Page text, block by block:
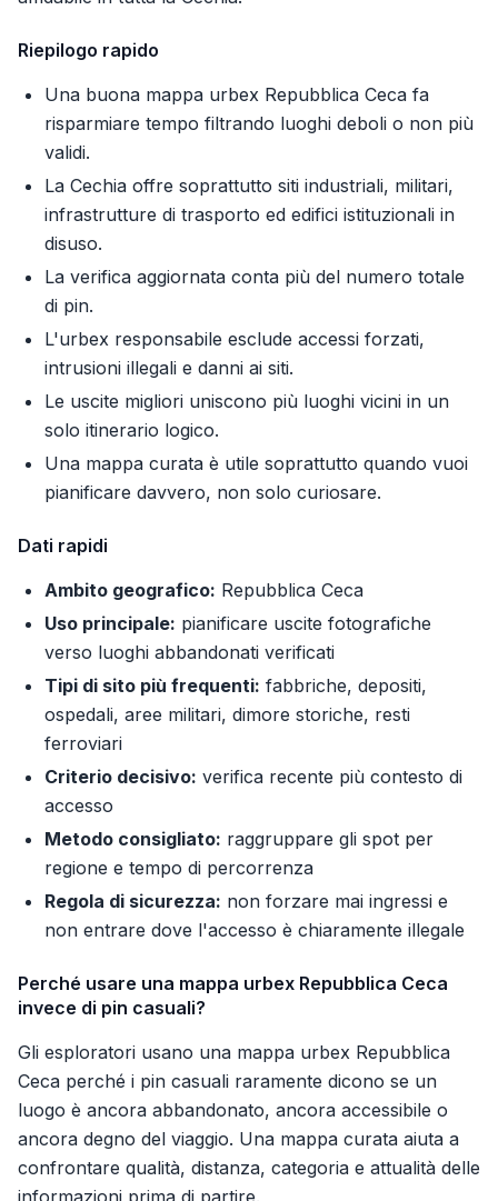
Riepilogo rapido
Una buona mappa urbex Repubblica Ceca fa
risparmiare tempo filtrando luoghi deboli o non più
validi.
La Cechia offre soprattutto siti industriali, militari,
infrastrutture di trasporto ed edifici istituzionali in
disuso.
La verifica aggiornata conta più del numero totale
di pin.
L'urbex responsabile esclude accessi forzati,
intrusioni illegali e danni ai siti.
Le uscite migliori uniscono più luoghi vicini in un
solo itinerario logico.
Una mappa curata è utile soprattutto quando vuoi
pianificare davvero, non solo curiosare.
Dati rapidi
Ambito geografico: Repubblica Ceca
Uso principale: pianificare uscite fotografiche
verso luoghi abbandonati verificati
Tipi di sito più frequenti: fabbriche, depositi,
ospedali, aree militari, dimore storiche, resti
ferroviari
Criterio decisivo: verifica recente più contesto di
accesso
Metodo consigliato: raggruppare gli spot per
regione e tempo di percorrenza
Regola di sicurezza: non forzare mai ingressi e
non entrare dove l'accesso è chiaramente illegale
Perché usare una mappa urbex Repubblica Ceca
invece di pin casuali?
Gli esploratori usano una mappa urbex Repubblica
Ceca perché i pin casuali raramente dicono se un
luogo è ancora abbandonato, ancora accessibile o
ancora degno del viaggio. Una mappa curata aiuta a
confrontare qualità, distanza, categoria e attualità delle
informazioni prima di partire.